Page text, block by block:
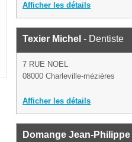
Afficher les détails
Texier Michel - Dentiste
7 RUE NOEL
08000 Charleville-mézières
Afficher les détails
Domange Jean-Philippe